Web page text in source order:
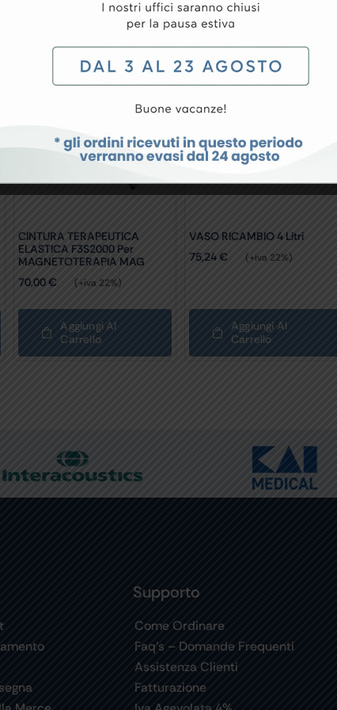
CINTURA TERAPEUTICA
ELASTICA F3S2000 Per
MAGNETOTERAPIA MAG
70,00€ (+iva 22%)
Aggiungi Al
Carrello
VASO RICAMBIO 4 Litri
75,24 € (+iva 22%)
Aggiungi Al
Carrello
Supporto
Come Ordinare
Faq’s – Domande Frequenti
Assistenza Clienti
Fatturazione